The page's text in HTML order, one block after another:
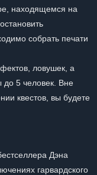
находящемся на
собрать печати
ловушек, а
до 5 человек. Вне
квестов, вы будете
Дэна
гарвардского